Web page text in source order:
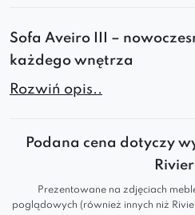
Sofa Aveiro III –
każdego wnętrza
Wprowadź do swojego
sypialni lub biura, która
designem, miękką
codziennego użytkowania.
Rozwiń opis..
Podana cena dotyczy
Prezentowane na zdjęciach
poglądowych (również innych niż